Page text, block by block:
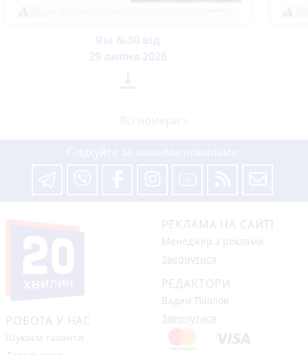
РОБОТА У НАС
Шукаєм таланти
РЕКЛАМА НА САЙТІ
Менеджер з реклами
Звернутися
РЕДАКТОРИ
Вадим Павлов
Звернутися